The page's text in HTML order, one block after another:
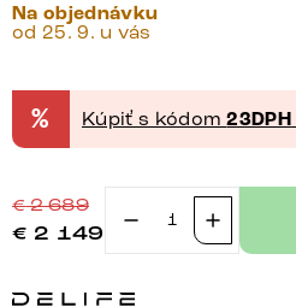
Na objednávku
od 25. 9. u vás
% Kúpiť s kódom23DPH
€2 689
€ 2 149
množstvo
stôl